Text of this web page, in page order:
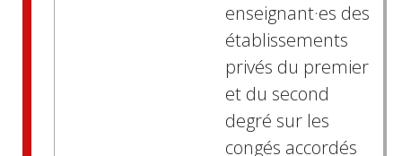
enseignant·es des
établissements
privés du premier
et du second
degré sur les
congés accordés